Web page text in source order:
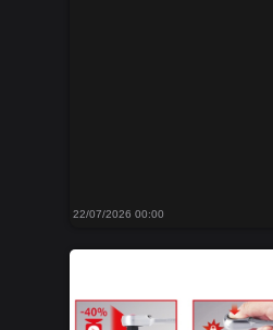
22/07/2026 00:00